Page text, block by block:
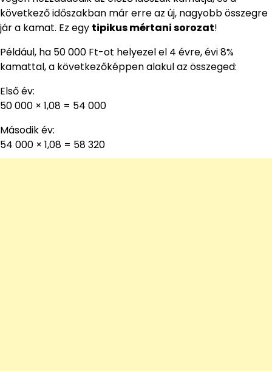
következő időszakban már erre az új, nagyobb összegre
jár a kamat. Ez egy tipikus mértani sorozat!
Például, ha 50 000 Ft-ot helyezel el 4 évre, évi 8%
kamattal, a következőképpen alakul az összeged:
Első év:
50 000 × 1,08 = 54 000
Második év:
54 000 × 1,08 = 58 320